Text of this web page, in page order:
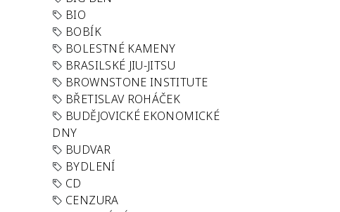
BIO
BOBÍK
BOLESTNÉ KAMENY
BRASILSKÉ JIU-JITSU
BROWNSTONE INSTITUTE
BŘETISLAV ROHÁČEK
BUDĚJOVICKÉ EKONOMICKÉ
DNY
BUDVAR
BYDLENÍ
CD
CENZURA